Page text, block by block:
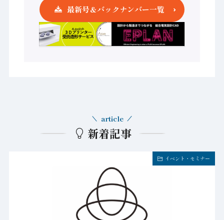
最新号＆バックナンバー一覧
新着記事
article
イベント・セミナー